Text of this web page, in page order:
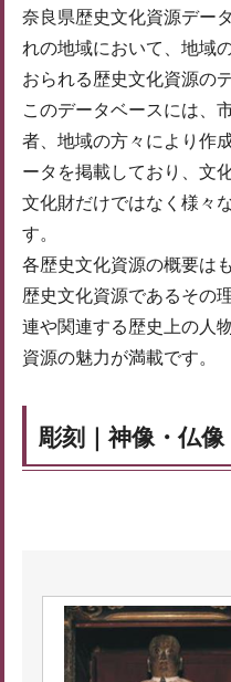
奈良県歴史文化資源デー
れの地域において、地域
おられる歴史文化資源の
このデータベースには、
者、地域の方々により作
ータを掲載しており、文
文化財だけではなく様々
す。
各歴史文化資源の概要は
歴史文化資源であるその
連や関連する歴史上の人
資源の魅力が満載です。
彫刻｜神像・仏像